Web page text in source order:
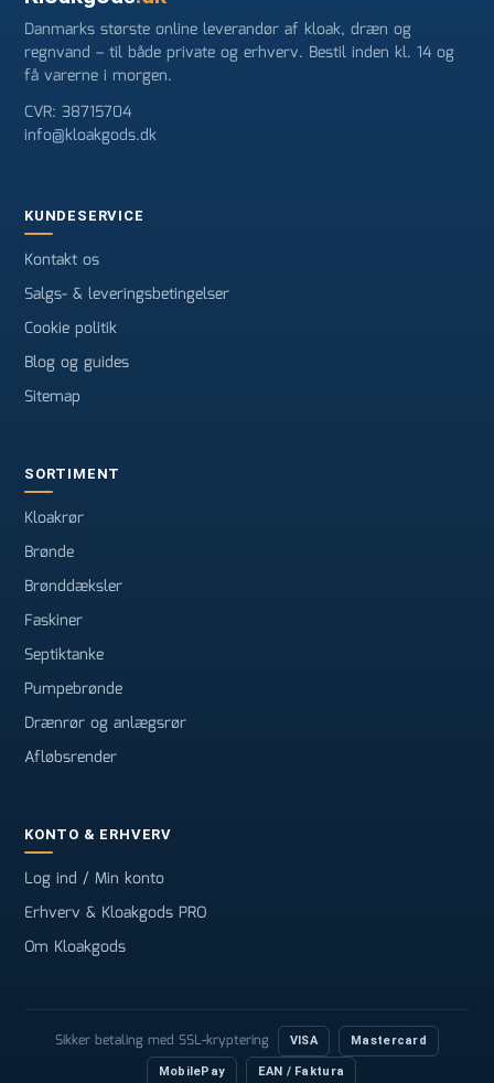
Danmarks største online leverandør af kloak, dræn og
regnvand – til både private og erhverv. Bestil inden kl. 14 og
få varerne i morgen.
CVR: 38715704
info@kloakgods.dk
KUNDESERVICE
Kontakt os
Salgs- & leveringsbetingelser
Cookie politik
Blog og guides
Sitemap
SORTIMENT
Kloakrør
Brønde
Brønddæksler
Faskiner
Septiktanke
Pumpebrønde
Drænrør og anlægsrør
Afløbsrender
KONTO & ERHVERV
Log ind / Min konto
Erhverv & Kloakgods PRO
Om Kloakgods
Sikker betaling med SSL-kryptering VISA Mastercard
MobilePay EAN / Faktura